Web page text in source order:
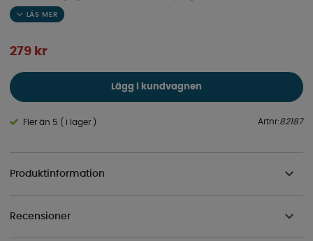
poolen.
279 kr
Lägg i kundvagnen
Fler än 5 ( i lager ) Artnr:82187
Produktinformation
Recensioner